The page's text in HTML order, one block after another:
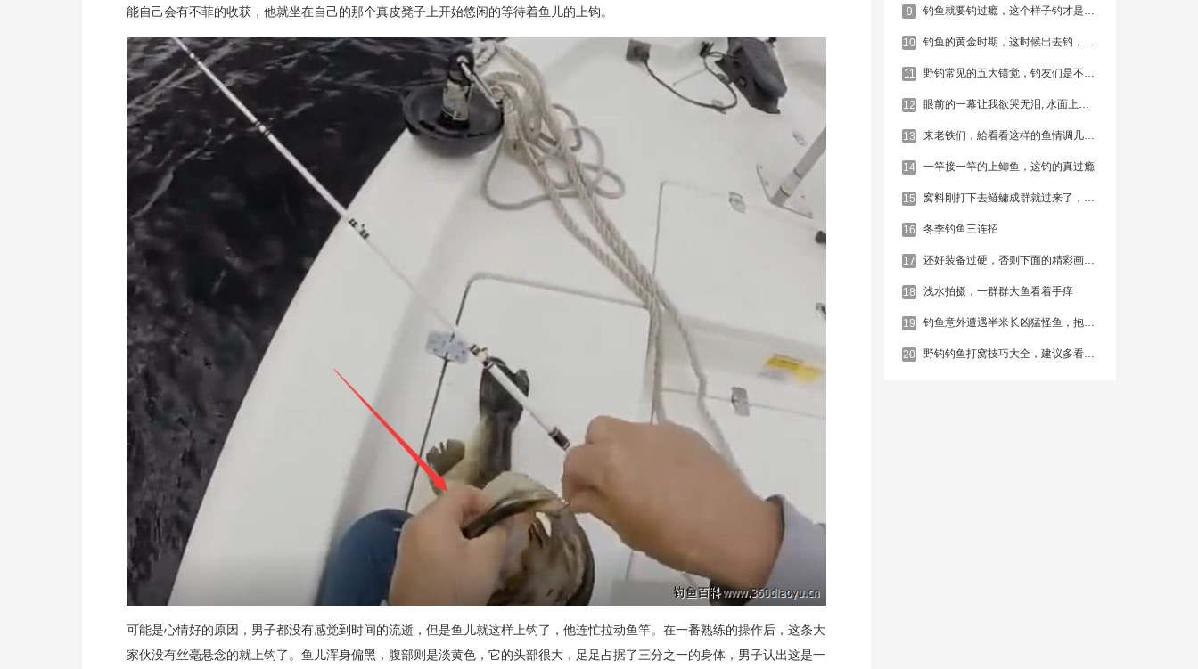
9 钓鱼就要钓过瘾，这个样子钓才是最过瘾！
10 钓鱼的黄金时期，这时候出去钓，绝对爆护！
11 野钓常见的五大错觉，钓友们是不是也都经历过
12 眼前的一幕让我欲哭无泪, 水面上漂浮着一层死去的鱼
13 来老铁们，給看看这样的鱼情调几钓几？
14 一竿接一竿的上鲫鱼，这钓的真过瘾
15 窝料刚打下去鲢鳙成群就过来了，可是这并不是目标鱼啊
16 冬季钓鱼三连招
17 还好装备过硬，否则下面的精彩画面就看不到了
18 浅水拍摄，一群群大鱼看着手痒
19 钓鱼意外遭遇半米长凶猛怪鱼，抱起细看后果断带回！
20 野钓钓鱼打窝技巧大全，建议多看几遍
能自己会有不菲的收获，他就坐在自己的那个真皮凳子上开始悠闲的等待着鱼儿的上钩。
可能是心情好的原因，男子都没有感觉到时间的流逝，但是鱼儿就这样上钩了，他连忙拉动鱼竿。在一番熟练的操作后，这条大
家伙没有丝毫悬念的就上钩了。鱼儿浑身偏黑，腹部则是淡黄色，它的头部很大，足足占据了三分之一的身体，男子认出这是一